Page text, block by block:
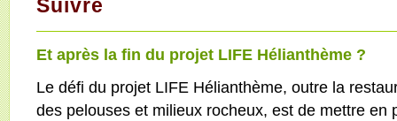
Suivre
Et après la fin du projet LIFE Hélianthème ?
Le défi du projet LIFE Hélianthème, outre la
des pelouses et milieux rocheux, est de mettre en